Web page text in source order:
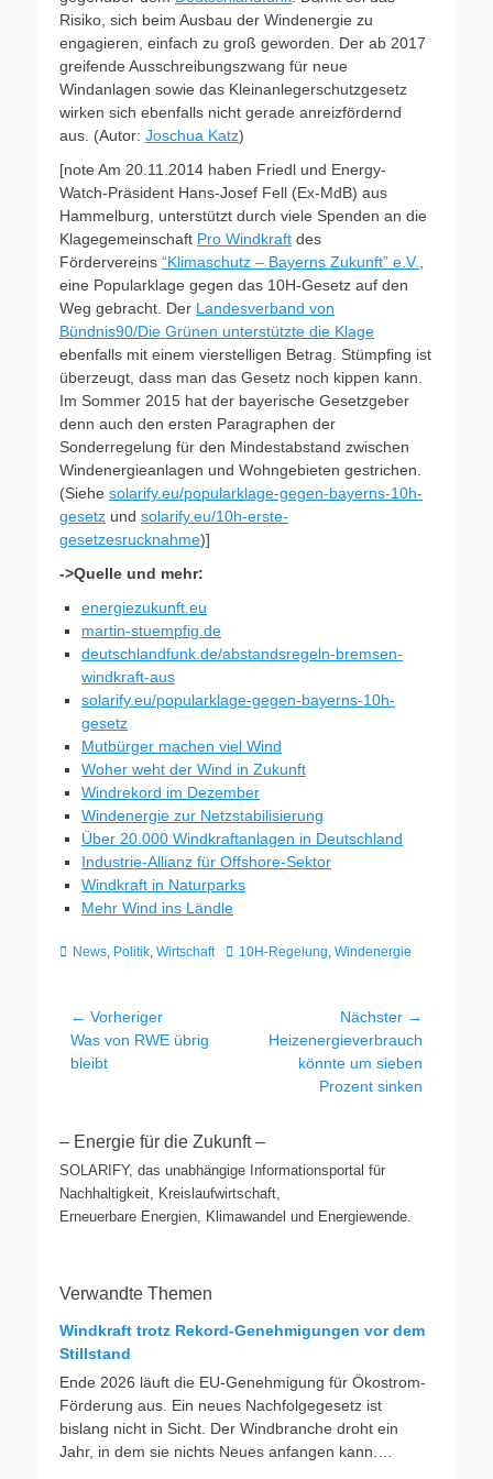
Risiko, sich beim Ausbau der Windenergie zu
engagieren, einfach zu groß geworden. Der ab 2017
greifende Ausschreibungszwang für neue
Windanlagen sowie das Kleinanlegerschutzgesetz
wirken sich ebenfalls nicht gerade anreizfördernd
aus. (Autor: Joschua Katz)
[note Am 20.11.2014 haben Friedl und Energy-
Watch-Präsident Hans-Josef Fell (Ex-MdB) aus
Hammelburg, unterstützt durch viele Spenden an die
Klagegemeinschaft Pro Windkraft des
Fördervereins “Klimaschutz – Bayerns Zukunft” e.V.
eine Popularklage gegen das 10H-Gesetz auf den
Weg gebracht. Der Landesverband von
Bündnis90/Die Grünen unterstützte die Klage
ebenfalls mit einem vierstelligen Betrag. Stümpfing ist
überzeugt, dass man das Gesetz noch kippen kann.
Im Sommer 2015 hat der bayerische Gesetzgeber
denn auch den ersten Paragraphen der
Sonderregelung für den Mindestabstand zwischen
Windenergieanlagen und Wohngebieten gestrichen.
(Siehe solarify.eu/popularklage-gegen-bayerns-10h-
gesetz und solarify.eu/10h-erste-
gesetzesrucknahme)]
->Quelle und mehr:
energiezukunft.eu
martin-stuempfig.de
deutschlandfunk.de/abstandsregeln-bremsen-
windkraft-aus
solarify.eu/popularklage-gegen-bayerns-10h-
gesetz
Mutbürger machen viel Wind
Woher weht der Wind in Zukunft
Windrekord im Dezember
Windenergie zur Netzstabilisierung
Über 20.000 Windkraftanlagen in Deutschland
Industrie-Allianz für Offshore-Sektor
Windkraft in Naturparks
Mehr Wind ins Ländle
Kategorien
News, Politik, Wirtschaft Schlagworte
10H-Regelung, Windenergie
Beitragsnavigation
← Vorheriger
Vorheriger
Beitrag:
Was von RWE übrig
bleibt
Nächster →
Nächster
Heizenergieverbrauch
könnte um sieben
Prozent sinken
– Energie für die Zukunft –
SOLARIFY, das unabhängige Informationsportal für
Nachhaltigkeit, Kreislaufwirtschaft,
Erneuerbare Energien, Klimawandel und Energiewende.
Verwandte Themen
Windkraft trotz Rekord-Genehmigungen vor dem
Stillstand
Ende 2026 läuft die EU-Genehmigung für Ökostrom-
Förderung aus. Ein neues Nachfolgegesetz ist
bislang nicht in Sicht. Der Windbranche droht ein
Jahr, in dem sie nichts Neues anfangen kann.